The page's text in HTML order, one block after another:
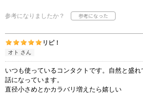
参考になりましたか？
リピ！
オト さん
いつも使っているコンタクトです。自然と盛
話になっています。
直径小さめとかカラバリ増えたら嬉しい